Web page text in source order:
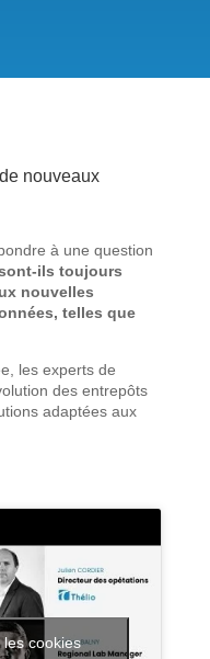
nouveaux
à une question
ils toujours
nouvelles
telles que
les experts de
des entrepôts
adaptées aux
les cookies